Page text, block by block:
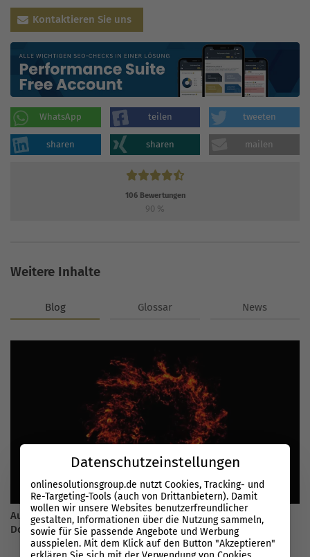
Kontaktieren Sie uns
WhatsApp teilen tweeten
sharen sharen mailen
106Bewertungen
90 %
Weitere Inhalte
Blog Glossar News
Augen auf beim Domain-Kauf: So erkennen Sie verbrannte
Domains
Datenschutzeinstellungen
onlinesolutionsgroup.de nutzt Cookies, Tracking- und
Re-Targeting-Tools (auch von Drittanbietern). Damit
wollen wir unsere Websites benutzerfreundlicher
gestalten, Informationen über die Nutzung sammeln,
sowie für Sie passende Angebote und Werbung
ausspielen. Mit dem Klick auf den Button "Akzeptieren"